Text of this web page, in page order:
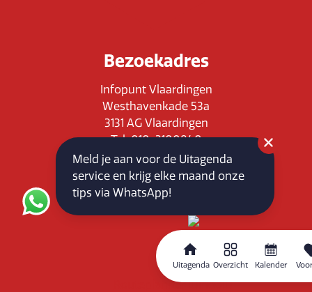
Uitagenda Overzicht Kalender
Bezoekadres
Infopunt Vlaardingen
Westhavenkade 53a
3131 AG Vlaardingen
Tel: 010-3100840
E-mail: info@vlaardingenpartners.nl
KvK: 71555544
BTW : NL858760939B01
Routeplanner
Meld je aan voor de Uitagenda
service en krijg elke maand onze
tips via WhatsApp!